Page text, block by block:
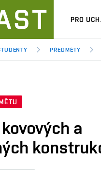
PRO
PŘEDMĚTY
a